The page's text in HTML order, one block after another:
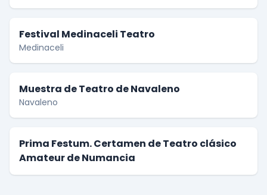
Festival Medinaceli Teatro
Medinaceli
Muestra de Teatro de Navaleno
Navaleno
Prima Festum. Certamen de Teatro clásico
Amateur de Numancia